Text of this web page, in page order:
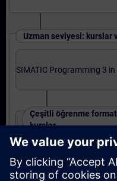
Uzman seviyesi: kurslar
SIMATIC Programming 3 in
Çeşitli öğrenme
kurslar
SIMATIC S7-1500 TIA
OR